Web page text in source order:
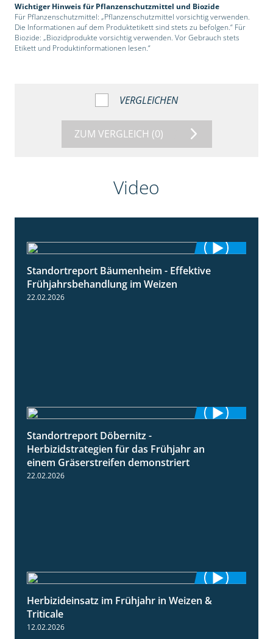
Wichtiger Hinweis für Pflanzenschutzmittel und Biozide
Für Pflanzenschutzmittel: „Pflanzenschutzmittel vorsichtig verwenden.
Die Informationen auf dem Produktetikett sind stets zu befolgen.“ Für
Biozide: „Biozidprodukte vorsichtig verwenden. Vor Gebrauch stets
Etikett und Produktinformationen lesen.“
VERGLEICHEN
ZUM VERGLEICH (0)
Video
4:20
Standortreport Bäumenheim - Effektive
Frühjahrsbehandlung im Weizen
22.02.2026
Standortreport Döbernitz -
Herbizidstrategien für das Frühjahr an
einem Gräserstreifen demonstriert
22.02.2026
2:39
Herbizideinsatz im Frühjahr in Weizen &
Triticale
12.02.2026